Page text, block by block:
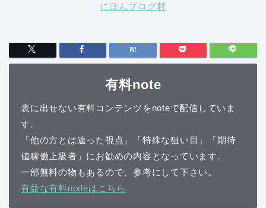
にほんブログ村
有料note
表に出せない有料コンテンツをnoteで配信していま
す。
「他の方とは違った視点」「特殊な狙い目」「期待
値稼働上級者」にお勧めの内容となっています。
一部無料の物もあるので、参考にして下さい。
有益な有料nodeはこちら